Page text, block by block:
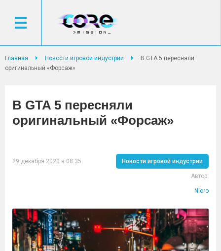
Главная Новости игровой индустрии
В GTA 5 пересняли
оригинальный «Форсаж»
В GTA 5 пересняли
оригинальный «Форсаж»
29 декабря 2020 в 08:35 Новости игровой индустрии
Автор:
Nioro